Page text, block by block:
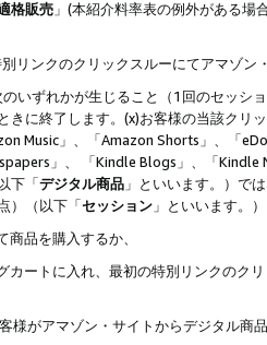
格販売 」(本紹介料率表の例外がある
リンクのクリックスルーにてアマゾン
いずれかが生じること（1回のセッシ
きに終了します。(x)お客様の当該ク
Music」、「Amazon Shorts」、「
」、 「Kindle Blogs」、「
下「デジタル商品 」といいます。）で
）（以下「セッション 」といいます。
品を購入するか、
カートに入れ、最初の特別リンクのク
様がアマゾン・サイトからデジタル